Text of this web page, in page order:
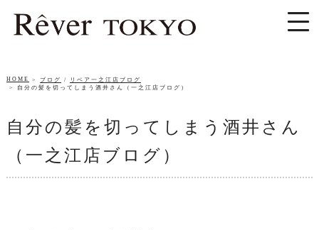
HOME ブログ /
リベア一之江店ブログ
自分の髪を切ってしまう酒井さん（一之江店ブログ）
自分の髪を切ってしまう酒井さん
（一之江店ブログ）